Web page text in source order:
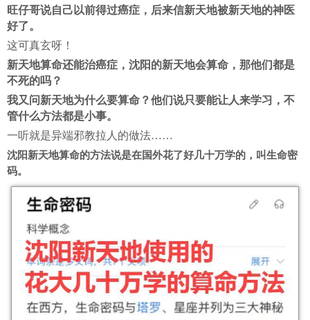
旺仔哥说自己以前得过癌症，后来信新天地被新天地的神医
好了。
这可真玄呀！
新天地算命还能治癌症，沈阳的新天地会算命，那他们都是
不死的吗？
我又问新天地为什么要算命？他们说只要能让人来学习，不
管什么方法都是小事。
一听就是异端邪教拉人的做法……
沈阳新天地算命的方法说是在国外花了好几十万学的，叫生命密
码。